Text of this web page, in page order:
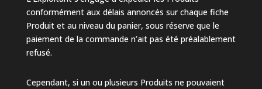
conformément aux délais annoncés sur chaque fiche
Produit et au niveau du panier, sous réserve que le
paiement de la commande n’ait pas été préalablement
refusé.
Cependant, si un ou plusieurs Produits ne pouvaient